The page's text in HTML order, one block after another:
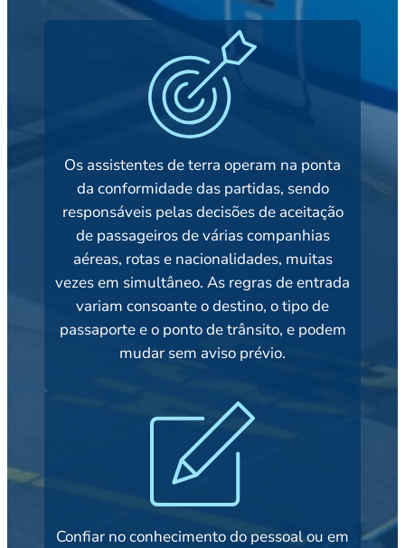
Os assistentes de terra operam na ponta
da conformidade das partidas, sendo
responsáveis pelas decisões de aceitação
de passageiros de várias companhias
aéreas, rotas e nacionalidades, muitas
vezes em simultâneo. As regras de entrada
variam consoante o destino, o tipo de
passaporte e o ponto de trânsito, e podem
mudar sem aviso prévio.
Confiar no conhecimento do pessoal ou em